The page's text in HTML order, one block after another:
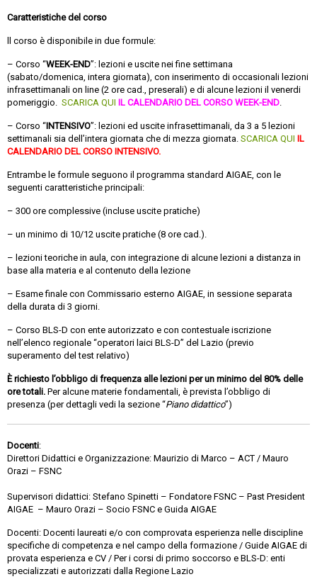
Caratteristiche del corso
ll corso è disponibile in due formule:
– Corso “WEEK-END”: lezioni e uscite nei fine settimana
(sabato/domenica, intera giornata), con inserimento di occasionali lezioni
infrasettimanali on line (2 ore cad., preserali) e di alcune lezioni il venerdi
pomeriggio. SCARICA QUI IL CALENDARIO DEL CORSO WEEK-END.
– Corso “INTENSIVO”: lezioni ed uscite infrasettimanali, da 3 a 5 lezioni
settimanali sia dell’intera giornata che di mezza giornata. SCARICA QUI IL
CALENDARIO DEL CORSO INTENSIVO.
Entrambe le formule seguono il programma standard AIGAE, con le
seguenti caratteristiche principali:
– 300 ore complessive (incluse uscite pratiche)
– un minimo di 10/12 uscite pratiche (8 ore cad.).
– lezioni teoriche in aula, con integrazione di alcune lezioni a distanza in
base alla materia e al contenuto della lezione
– Esame finale con Commissario esterno AIGAE, in sessione separata
della durata di 3 giorni.
– Corso BLS-D con ente autorizzato e con contestuale iscrizione
nell’elenco regionale “operatori laici BLS-D” del Lazio (previo
superamento del test relativo)
È richiesto l’obbligo di frequenza alle lezioni per un minimo del 80% delle
ore totali. Per alcune materie fondamentali, è prevista l’obbligo di
presenza (per dettagli vedi la sezione “Piano didattico”)
Docenti:
Direttori Didattici e Organizzazione: Maurizio di Marco – ACT / Mauro
Orazi – FSNC
Supervisori didattici: Stefano Spinetti – Fondatore FSNC – Past President
AIGAE – Mauro Orazi – Socio FSNC e Guida AIGAE
Docenti: Docenti laureati e/o con comprovata esperienza nelle discipline
specifiche di competenza e nel campo della formazione / Guide AIGAE di
provata esperienza e CV / Per i corsi di primo soccorso e BLS-D: enti
specializzati e autorizzati dalla Regione Lazio